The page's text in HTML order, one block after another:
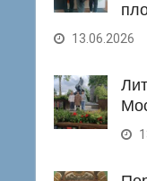
13.06.2026